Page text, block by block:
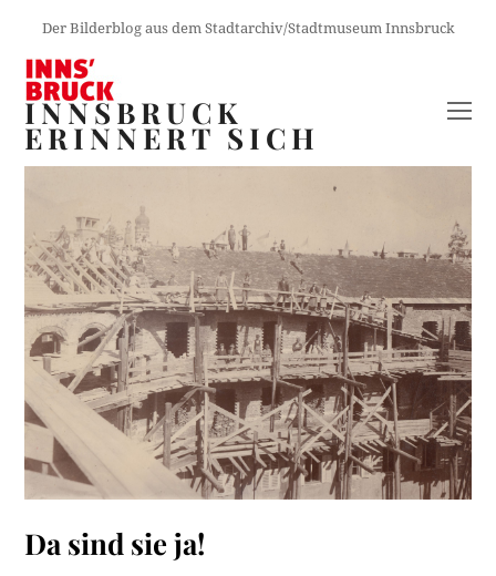
Der Bilderblog aus dem Stadtarchiv/Stadtmuseum Innsbruck
INNSBRUCK
ERINNERT SICH
Da sind sie ja!